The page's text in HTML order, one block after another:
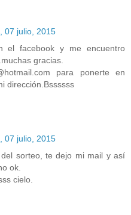
07 julio, 2015
el facebook y me encuentro
gracias.
para ponerte en
dirección.Bssssss
07 julio, 2015
sorteo, te dejo mi mail y así
ok.
cielo.